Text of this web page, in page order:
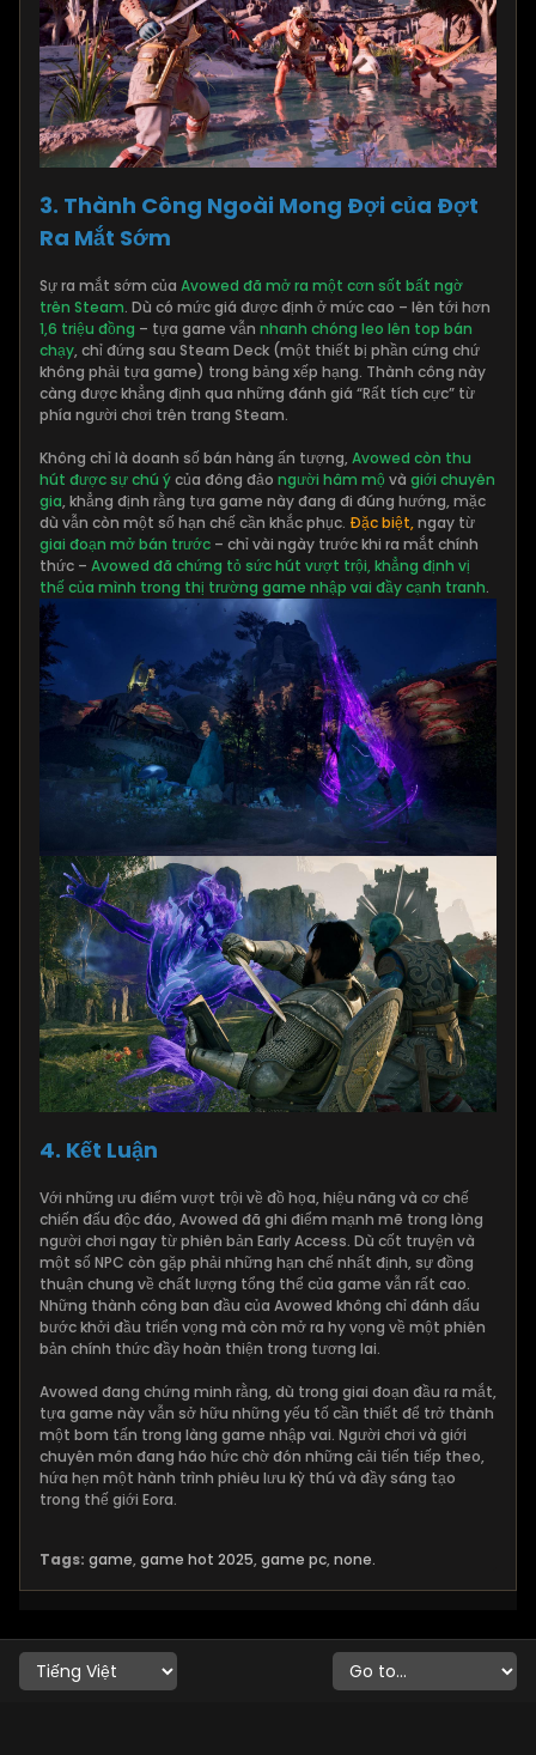
3. Thành Công Ngoài Mong Đợi của Đợt
Ra Mắt Sớm
Sự ra mắt sớm của Avowed đã mở ra một cơn sốt bất ngờ
trên Steam. Dù có mức giá được định ở mức cao – lên tới hơn
1,6 triệu đồng – tựa game vẫn nhanh chóng leo lên top bán
chạy, chỉ đứng sau Steam Deck (một thiết bị phần cứng chứ
không phải tựa game) trong bảng xếp hạng. Thành công này
càng được khẳng định qua những đánh giá “Rất tích cực” từ
phía người chơi trên trang Steam.
Không chỉ là doanh số bán hàng ấn tượng, Avowed còn thu
hút được sự chú ýcủa đông đảo người hâm mộ và giới chuyên
gia, khẳng định rằng tựa game này đang đi đúng hướng, mặc
dù vẫn còn một số hạn chế cần khắc phục. Đặc biệt,ngay từ
giai đoạn mở bán trước – chỉ vài ngày trước khi ra mắt chính
thức – Avowed đã chứng tỏ sức hút vượt trội, khẳng định vị
thế của mình trong thị trường game nhập vai đầy cạnh tranh.
4. Kết Luận
Với những ưu điểm vượt trội về đồ họa, hiệu năng và cơ chế
chiến đấu độc đáo, Avowed đã ghi điểm mạnh mẽ trong lòng
người chơi ngay từ phiên bản Early Access. Dù cốt truyện và
một số NPC còn gặp phải những hạn chế nhất định, sự đồng
thuận chung về chất lượng tổng thể của game vẫn rất cao.
Những thành công ban đầu của Avowed không chỉ đánh dấu
bước khởi đầu triển vọng mà còn mở ra hy vọng về một phiên
bản chính thức đầy hoàn thiện trong tương lai.
Avowed đang chứng minh rằng, dù trong giai đoạn đầu ra mắt,
tựa game này vẫn sở hữu những yếu tố cần thiết để trở thành
một bom tấn trong làng game nhập vai. Người chơi và giới
chuyên môn đang háo hức chờ đón những cải tiến tiếp theo,
hứa hẹn một hành trình phiêu lưu kỳ thú và đầy sáng tạo
trong thế giới Eora.
Tags: game, game hot 2025, game pc, none.